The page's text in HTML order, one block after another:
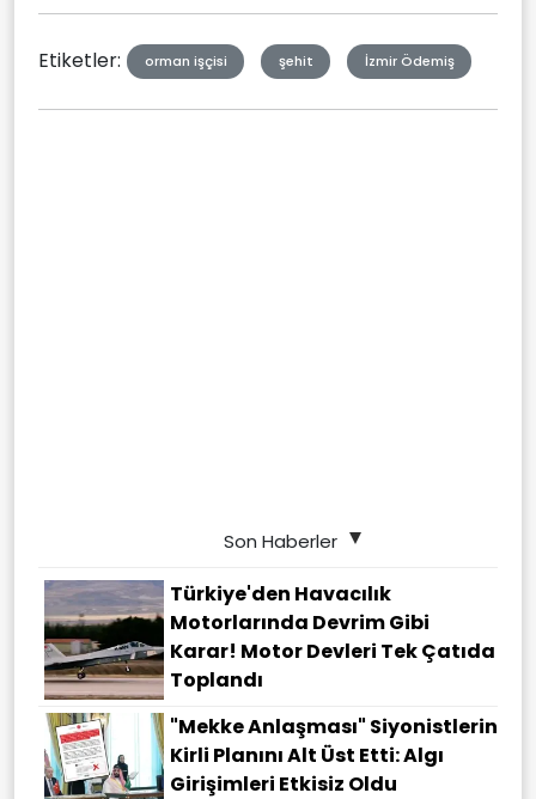
Etiketler: orman işçisi şehit İzmir Ödemiş
Son Haberler
Türkiye'den Havacılık
Motorlarında Devrim Gibi
Karar! Motor Devleri Tek Çatıda
Toplandı
"Mekke Anlaşması" Siyonistlerin
Kirli Planını Alt Üst Etti: Algı
Girişimleri Etkisiz Oldu